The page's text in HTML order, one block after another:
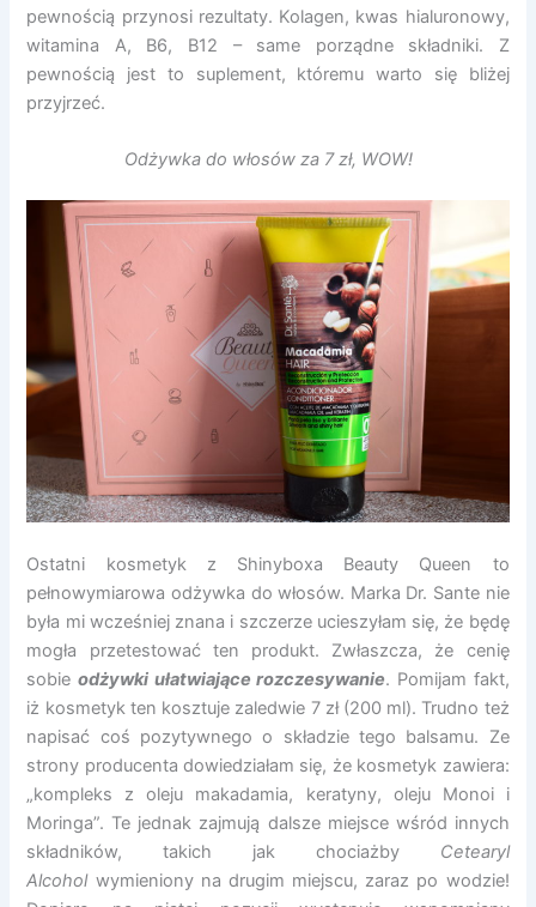
pewnością przynosi rezultaty. Kolagen, kwas hialuronowy,
witamina A, B6, B12 – same porządne składniki. Z
pewnością jest to suplement, któremu warto się bliżej
przyjrzeć.
Odżywka do włosów za 7 zł, WOW!
Ostatni kosmetyk z Shinyboxa Beauty Queen to
pełnowymiarowa odżywka do włosów. Marka Dr. Sante nie
była mi wcześniej znana i szczerze ucieszyłam się, że będę
mogła przetestować ten produkt. Zwłaszcza, że cenię
sobieodżywki ułatwiające rozczesywanie. Pomijam fakt,
iż kosmetyk ten kosztuje zaledwie 7 zł (200 ml). Trudno też
napisać coś pozytywnego o składzie tego balsamu. Ze
strony producenta dowiedziałam się, że kosmetyk zawiera:
„kompleks z oleju makadamia, keratyny, oleju Monoi i
Moringa”. Te jednak zajmują dalsze miejsce wśród innych
składników, takich jak chociażby Cetearyl
Alcohol wymieniony na drugim miejscu, zaraz po wodzie!